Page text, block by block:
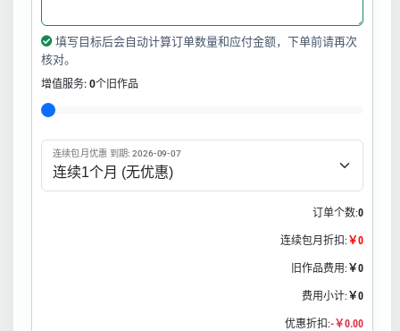
填写目标后会自动计算订单数量和应付金额，下单前请再次
核对。
增值服务: 0个旧作品
连续包月优惠 到期: 2026-09-07
订单个数:0
连续包月折扣: ￥0
旧作品费用: ￥0
费用小计: ￥0
优惠折扣:-￥0.00